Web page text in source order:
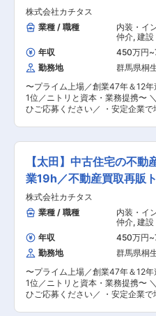
も産業発展のため、また地域社会
層の努力を致します。お客様第一
主義を基本として「速く」「安く
商品作りをし、本物の品質とサー
して、社員全員で力を合わせて商
まいります。 変更の範囲：
設計担当者は1名ですが、体制強化
を積極的に行っております。 ■業務の特徴： ・
設計、図面制作のご経験を十分に
機械設備や炉の製造の根幹となる
対応いただきます。 ・社内でも積
ケーションを取っていただき、有
ができることを期待しております
も中途採用者も活躍している職場
らないことも確認しやすい環境とな
社の特徴： ・炉の設計について強
り、築炉分野における豊富な工業
が、お客様のニーズを満たすため
ーションをご提供いたします。
クトにも対応できるため、顧客の
る運営を心がけております。
株式会社カチタス
業種 / 職種
内装・イ
仲介, 建設
動産個人
年収 450万円~
勤務地
群馬県桐
〜プライム上場／創業47年＆12
1位／ニトリと資本・業務提携〜 ＼こんな方はぜ
ひご応募ください／ ・安定企業で地域貢献がした
早期キャリアアップを叶えたい方
後数年で店舗マネージャーに） 「不動産買取再販
の販売戸数ランキング1位」「20
きる企業2位」の当社にて、中古
フォーム・商品化、販売を行う営
ます。全て一気通貫で関われる部
■業務の流れ： 1）物件調査＆仕入れ 自社サイト
への問合せや、不動産仲介会社か
た案件などが買取対象になります
新規開拓はなく、毎月約7-8件内覧
約成立となります。 (2)リフォーム企画 パートナ
ー工務店・チームと相談しながら
合う安心で住みやすい家を企画し
ム工事は、パートナー工務店へ依
進捗確認を行います。 (3)販売 リフォーム済み住
宅の魅力をHPや販売会社を通し
【太田】中古住宅の不
業19h／不動産買取再販
株式会社カチタス
業種 / 職種
内装・イ
仲介, 建設
動産個人
年収 450万円~
勤務地
群馬県桐
〜プライム上場／創業47年＆12
1位／ニトリと資本・業務提携〜 ＼こんな方はぜ
ひご応募ください／ ・安定企業で地域貢献がした